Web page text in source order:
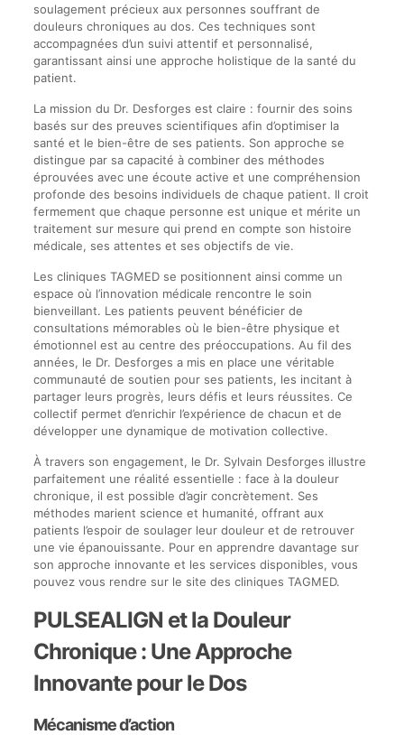
soulagement précieux aux personnes souffrant de
douleurs chroniques au dos. Ces techniques sont
accompagnées d’un suivi attentif et personnalisé,
garantissant ainsi une approche holistique de la santé du
patient.
La mission du Dr. Desforges est claire : fournir des soins
basés sur des preuves scientifiques afin d’optimiser la
santé et le bien-être de ses patients. Son approche se
distingue par sa capacité à combiner des méthodes
éprouvées avec une écoute active et une compréhension
profonde des besoins individuels de chaque patient. Il croit
fermement que chaque personne est unique et mérite un
traitement sur mesure qui prend en compte son histoire
médicale, ses attentes et ses objectifs de vie.
Les cliniques TAGMED se positionnent ainsi comme un
espace où l’innovation médicale rencontre le soin
bienveillant. Les patients peuvent bénéficier de
consultations mémorables où le bien-être physique et
émotionnel est au centre des préoccupations. Au fil des
années, le Dr. Desforges a mis en place une véritable
communauté de soutien pour ses patients, les incitant à
partager leurs progrès, leurs défis et leurs réussites. Ce
collectif permet d’enrichir l’expérience de chacun et de
développer une dynamique de motivation collective.
À travers son engagement, le Dr. Sylvain Desforges illustre
parfaitement une réalité essentielle : face à la douleur
chronique, il est possible d’agir concrètement. Ses
méthodes marient science et humanité, offrant aux
patients l’espoir de soulager leur douleur et de retrouver
une vie épanouissante. Pour en apprendre davantage sur
son approche innovante et les services disponibles, vous
pouvez vous rendre sur le site des cliniques TAGMED.
PULSEALIGN et la Douleur
Chronique : Une Approche
Innovante pour le Dos
Mécanisme d’action